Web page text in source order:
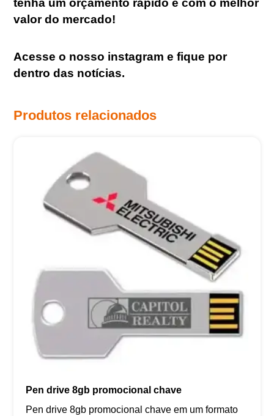
valor do mercado!
Acesse o nosso instagram e fique por
dentro das notícias.
Produtos relacionados
Pen drive 8gb promocional chave
Pen drive 8gb promocional chave em um formato